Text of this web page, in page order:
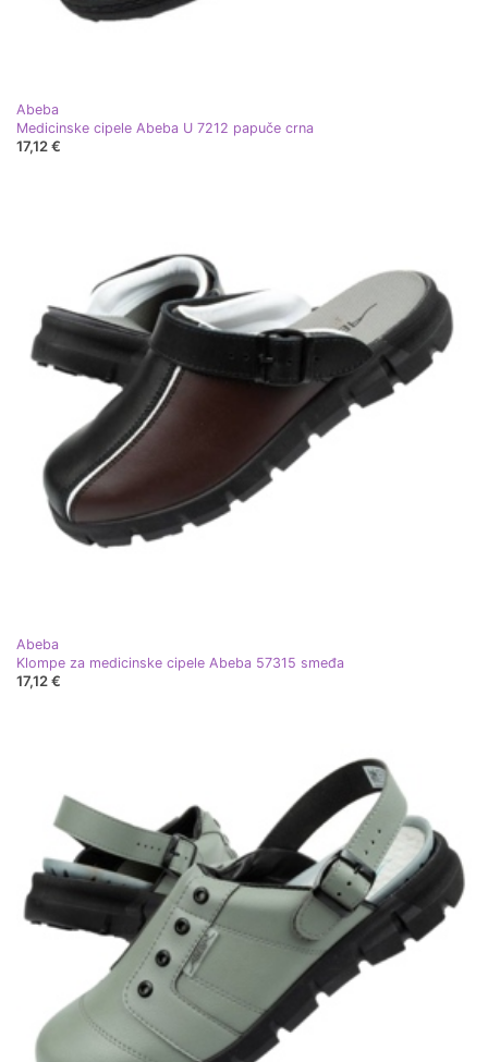
Abeba
Medicinske cipele Abeba U 7212 papuče crna
17,12 €
Abeba
Klompe za medicinske cipele Abeba 57315 smeđa
17,12 €